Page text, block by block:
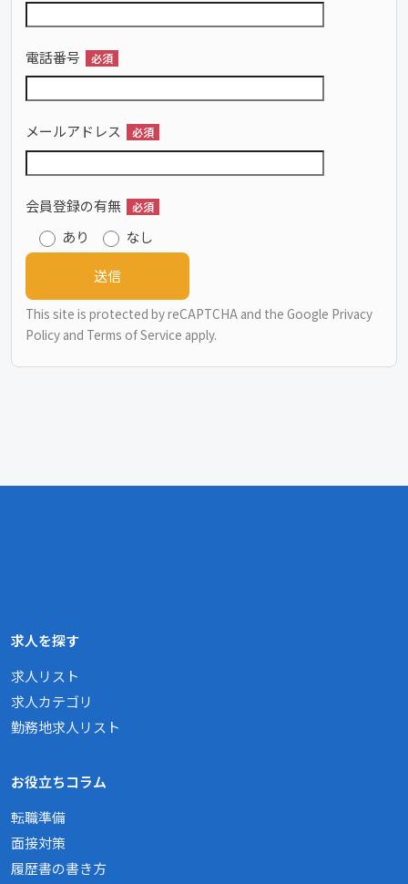
電話番号 必須
メールアドレス 必須
会員登録の有無 必須
あり なし
This site is protected by reCAPTCHA and the Google Privacy
Policy and Terms of Service apply.
求人を探す
求人リスト
求人カテゴリ
勤務地求人リスト
お役立ちコラム
転職準備
面接対策
履歴書の書き方